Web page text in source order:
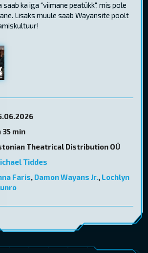
saab ka iga “viimane peatükk“, mis pole
Lisaks muule saab Wayansite poolt
35 min
Theatrical Distribution OÜ
Tiddes
Faris, Damon Wayans Jr., Lochlyn